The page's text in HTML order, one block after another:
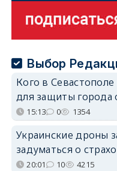
Выбор
Кого в
для защиты города
15:13 0 1354
Украинские дроны
задуматься о
20:01 10 4215